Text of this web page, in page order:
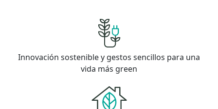
Innovación sostenible y gestos sencillos para una
vida más green